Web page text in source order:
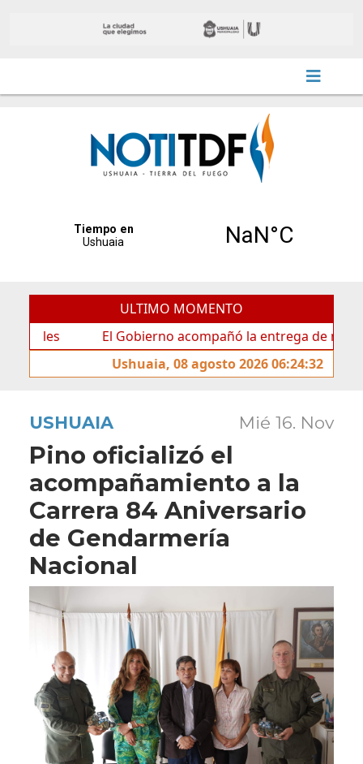
ULTIMO MOMENTO
El Gobierno acompañó la entrega de nueva
Ushuaia, 08 agosto 2026 06:24:32
USHUAIA Mié 16. Nov
Pino oficializó el
acompañamiento a la
Carrera 84 Aniversario
de Gendarmería
Nacional